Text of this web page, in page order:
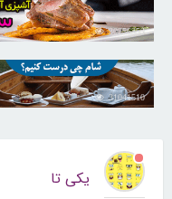
30256353
31041510
یکی تا